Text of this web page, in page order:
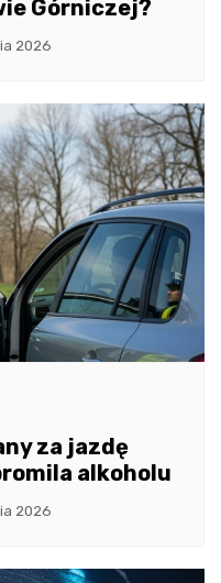
Górniczej?
2026
za jazdę
alkoholu
2026